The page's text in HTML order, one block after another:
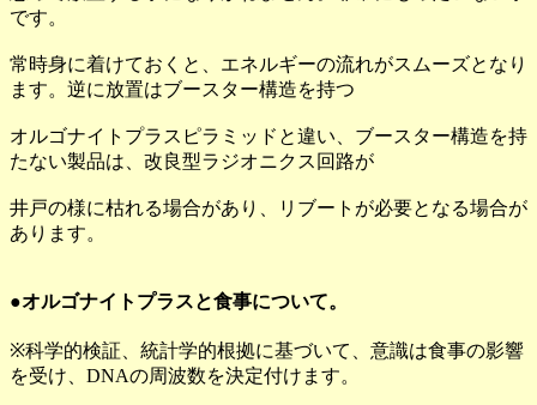
です。
常時身に着けておくと、エネルギーの流れがスムーズとなり
ます。逆に放置はブースター構造を持つ
オルゴナイトプラスピラミッドと違い、ブースター構造を持
たない製品は、改良型ラジオニクス回路が
井戸の様に枯れる場合があり、リブートが必要となる場合が
あります。
●オルゴナイトプラスと食事について。
※科学的検証、統計学的根拠に基づいて、意識は食事の影響
を受け、DNAの周波数を決定付けます。